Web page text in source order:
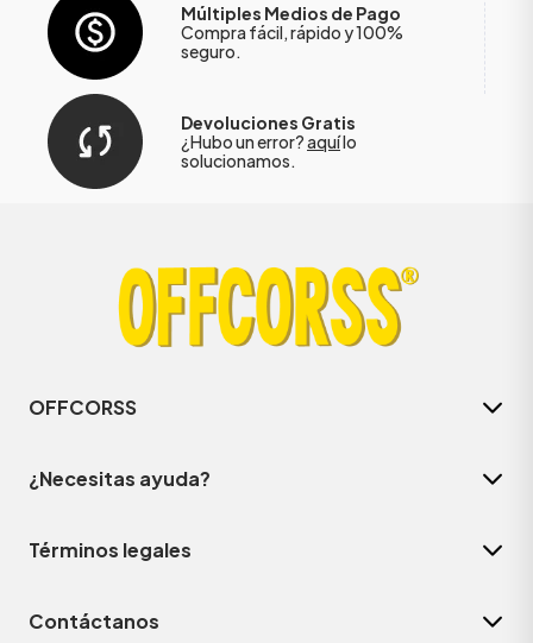
Múltiples Medios de Pago
Compra fácil, rápido y 100%
seguro.
Devoluciones Gratis
¿Hubo un error?aquílo
solucionamos.
OFFCORSS
¿Necesitas ayuda?
Términos legales
Contáctanos